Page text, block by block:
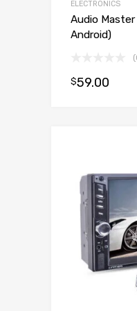
ELECTRONICS
Audio
Android)
$59.00